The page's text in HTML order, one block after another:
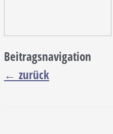
Beitragsnavigation
← zurück